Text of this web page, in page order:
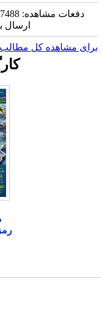
دفعات مشاهده: 17488 بار |
ارسال به
مشاهده کل